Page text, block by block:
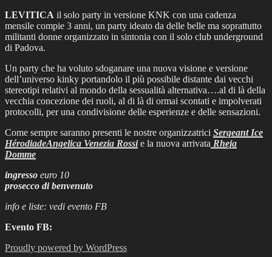
LEVITICA il solo party in versione KNK con una cadenza
mensile compie 3 anni, un party ideato da delle belle ma soprattutto
militanti donne organizzato in sintonia con il solo club underground
di Padova.
Un party che ha voluto sdoganare una nuova visione e versione
dell’universo kinky portandolo il più possibile distante dai vecchi
stereotipi relativi al mondo della sessualità alternativa….al di là della
vecchia concezione dei ruoli, al di là di ormai scontati e impolverati
protocolli, per una condivisione delle esperienze e delle sensazioni.
Come sempre saranno presenti le nostre organizzatrici Sergeant Ice
HérodiadeAngelica Venezia Rossi e la nuova arrivata Rheja
Domme
ingresso euro 10
prosecco di benvenuto
info e liste: vedi evento FB
Evento FB:
Proudly powered by WordPress